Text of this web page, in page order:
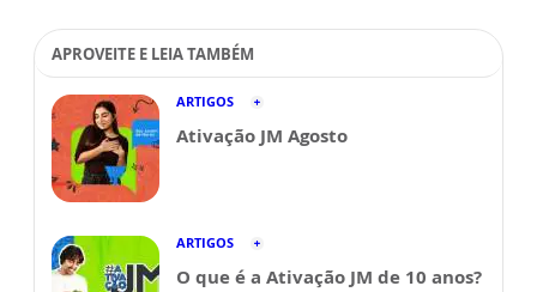
APROVEITE E LEIA TAMBÉM
ARTIGOS
Ativação JM Agosto
ARTIGOS
O que é a Ativação JM de 10 anos?